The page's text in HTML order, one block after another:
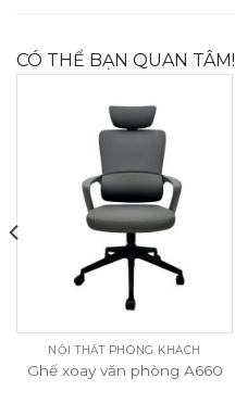
CÓ THỂ BẠN QUAN TÂM!
NỘI THẤT PHÒNG KHÁCH
Ghế xoay văn phòng A660